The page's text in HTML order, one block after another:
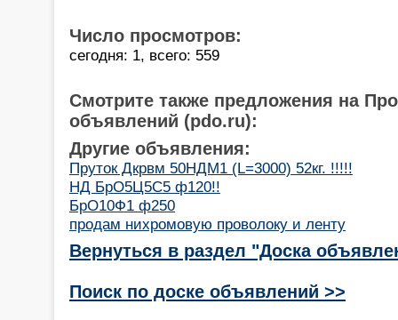
Число просмотров:
сегодня: 1, всего: 559
Смотрите также предложения на
объявлений (pdo.ru):
Другие объявления:
Пруток Дкрвм 50НДМ1 (L=3000) 52кг. !!!!!
НД БрО5Ц5С5 ф120!!
БрО10Ф1 ф250
продам нихромовую проволоку и ленту
Вернуться в раздел "Доска
Поиск по доске объявлений >>